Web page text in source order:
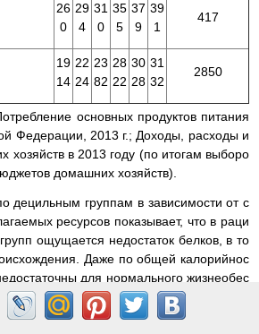
26
0
29
4
31
0
35
5
37
9
39
1
417
19
14
22
24
23
82
28
22
30
28
31
32
2850
основных продуктов питания
Федерации, 2013 г.; Доходы, расходы и
хозяйств в 2013 году (по итогам выборо
домашних хозяйств).
децильным группам в зависимости от с
ресурсов показывает, что в раци
ощущается недостаток белков, в то
Даже по общей калорийнос
для нормального жизнеобес
минимальная калорийность пищевог
наблюдается недоедание, составляет